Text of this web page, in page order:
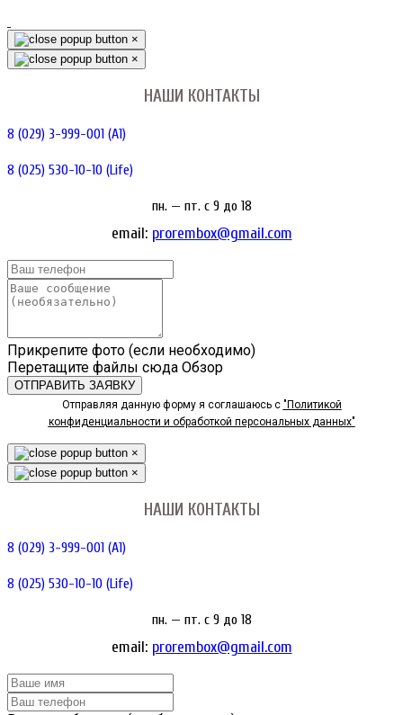
×
×
НАШИ КОНТАКТЫ
8 (029) 3-999-001 (A1)
8 (025) 530-10-10 (Life)
пн. — пт. c 9 до 18
email: prorembox@gmail.com
Прикрепите фото (если необходимо)
Перетащите файлы сюда Обзор
ОТПРАВИТЬ ЗАЯВКУ
Отправляя данную форму я соглашаюсь с "Политикой
конфиденциальности и обработкой персональных данных"
×
×
НАШИ КОНТАКТЫ
8 (029) 3-999-001 (A1)
8 (025) 530-10-10 (Life)
пн. — пт. c 9 до 18
email: prorembox@gmail.com